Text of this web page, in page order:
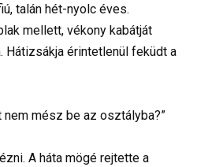
talán hét-nyolc éves.
mellett, vékony kabátját
Hátizsákja érintetlenül feküdt a
mész be az osztályba?”
A háta mögé rejtette a